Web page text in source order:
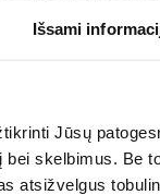
Išsami
Jūsų
skelbimus. Be
atsižvelgus
– koreguoti
žingsnis